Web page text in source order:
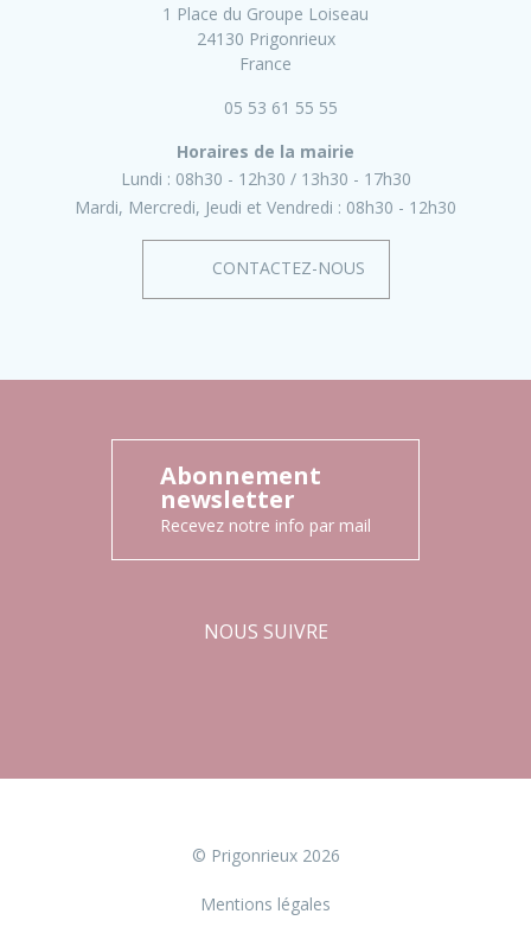
1 Place du Groupe Loiseau
24130 Prigonrieux
France
05 53 61 55 55
Horaires de la mairie
Lundi : 08h30 - 12h30
13h30 - 17h30
Mardi, Mercredi, Jeudi et Vendredi : 08h30 - 12h30
CONTACTEZ-NOUS
Abonnement
newsletter
Recevez notre info par mail
NOUS SUIVRE
© Prigonrieux 2026
Mentions légales